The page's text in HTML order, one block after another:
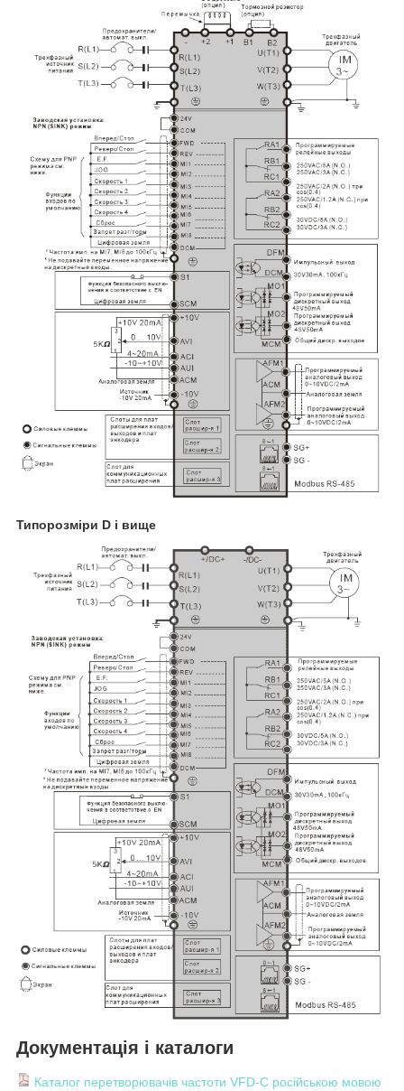
Типорозміри D і вище
Документація і каталоги
Каталог перетворювачів частоти VFD-C російською мовою